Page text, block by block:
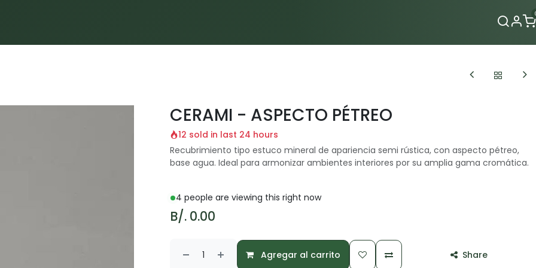
CERAMI - ASPECTO PÉTREO
12 sold in last 24 hours
Recubrimiento tipo estuco mineral de apariencia semi rústica, con aspecto pétreo,
base agua. Ideal para armonizar ambientes interiores por su amplia gama cromática.
4 people are viewing this right now
B/. 0.00
Agregar al carrito Share